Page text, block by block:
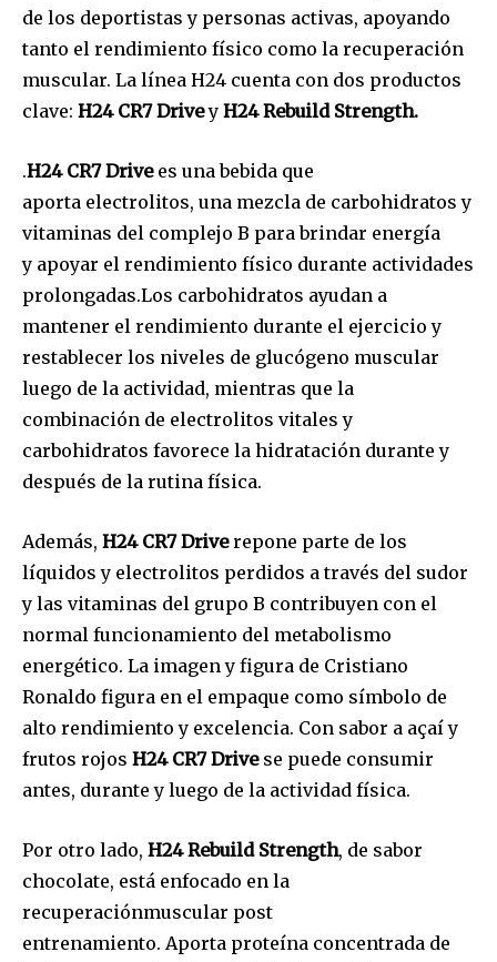
de los deportistas y personas activas, apoyando
tanto el rendimiento físico como la recuperación
muscular. La línea H24 cuenta con dos productos
clave: H24 CR7 Drivey H24Rebuild Strength.
.H24 CR7 Drivees una bebida que
aporta electrolitos, una mezcla de carbohidratos y
vitaminas del complejo B para brindar energía
y apoyar el rendimiento físico durante actividades
prolongadas.Los carbohidratos ayudan a
mantener el rendimiento durante el ejercicio y
restablecer los niveles de glucógeno muscular
luego de la actividad, mientras que la
combinación de electrolitos vitales y
carbohidratos favorece la hidratación durante y
después de la rutina física.
Además, H24 CR7 Driverepone parte de los
líquidos y electrolitos perdidos a través del sudor
y las vitaminas del grupo B contribuyen con el
normal funcionamiento del metabolismo
energético. La imagen y figura de Cristiano
Ronaldo figura en el empaque como símbolo de
alto rendimiento y excelencia. Con sabor a açaí y
frutos rojos H24 CR7 Drive se puede consumir
antes, durante y luego de la actividad física.
Por otro lado, H24Rebuild Strength, de sabor
chocolate, está enfocado en la
recuperaciónmuscular post
entrenamiento. Aporta proteína concentrada de